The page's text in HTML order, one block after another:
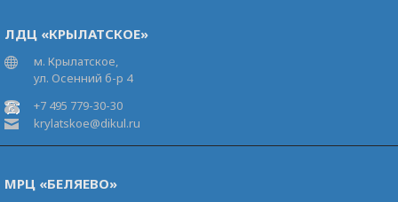
ЛДЦ «КРЫЛАТСКОЕ»
м. Крылатское,
ул. Осенний б-р 4
+7 495 779-30-30
krylatskoe@dikul.ru
МРЦ «БЕЛЯЕВО»